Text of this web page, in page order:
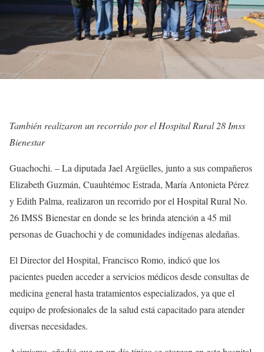
También realizaron un recorrido por el Hospital Rural 28 Imss
Bienestar
Guachochi. – La diputada Jael Argüelles, junto a sus compañeros
Elizabeth Guzmán, Cuauhtémoc Estrada, María Antonieta Pérez
y Edith Palma, realizaron un recorrido por el Hospital Rural No.
26 IMSS Bienestar en donde se les brinda atención a 45 mil
personas de Guachochi y de comunidades indígenas aledañas.
El Director del Hospital, Francisco Romo, indicó que los
pacientes pueden acceder a servicios médicos desde consultas de
medicina general hasta tratamientos especializados, ya que el
equipo de profesionales de la salud está capacitado para atender
diversas necesidades.